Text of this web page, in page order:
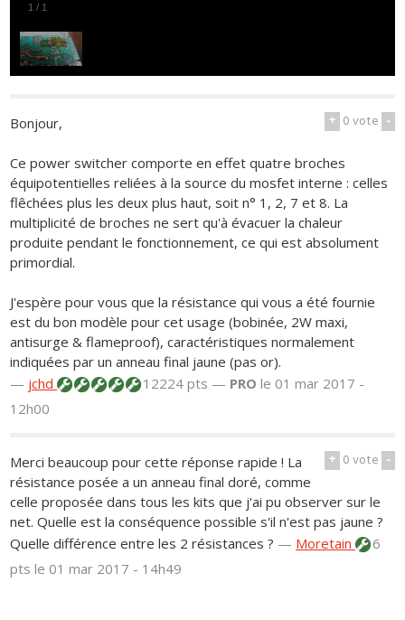
1 / 1
+ 0vote -
Bonjour,
Ce power switcher comporte en effet quatre broches
équipotentielles reliées à la source du mosfet interne : celles
flêchées plus les deux plus haut, soit n° 1, 2, 7 et 8. La
multiplicité de broches ne sert qu'à évacuer la chaleur
produite pendant le fonctionnement, ce qui est absolument
primordial.
J'espère pour vous que la résistance qui vous a été fournie
est du bon modèle pour cet usage (bobinée, 2W maxi,
antisurge & flameproof), caractéristiques normalement
indiquées par un anneau final jaune (pas or).
— jchd 12224 pts — PRO le 01 mar 2017 -
12h00
+ 0vote -
Merci beaucoup pour cette réponse rapide ! La
résistance posée a un anneau final doré, comme
celle proposée dans tous les kits que j'ai pu observer sur le
net. Quelle est la conséquence possible s'il n'est pas jaune ?
Quelle différence entre les 2 résistances ? — Moretain
6
ptsle 01 mar 2017 - 14h49